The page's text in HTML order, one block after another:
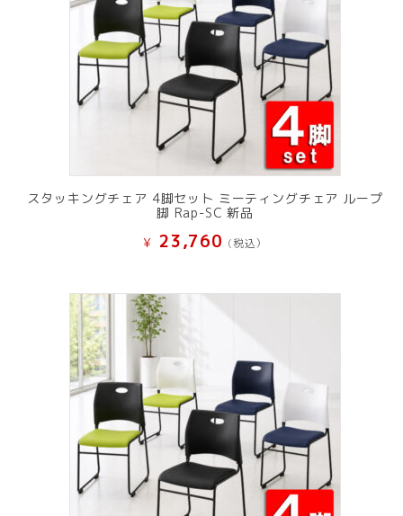
スタッキングチェア 4脚セット ミーティングチェア ループ
脚 Rap-SC 新品
¥ 23,760 (税込）